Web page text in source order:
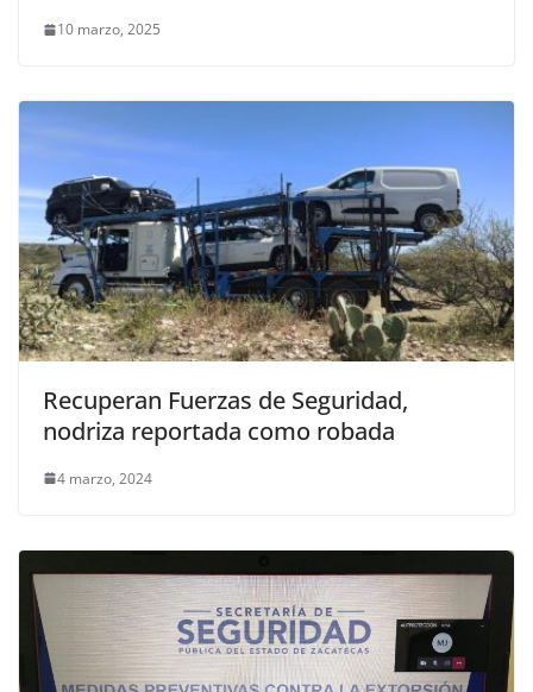
10 marzo, 2025
Recuperan Fuerzas de Seguridad,
nodriza reportada como robada
4 marzo, 2024